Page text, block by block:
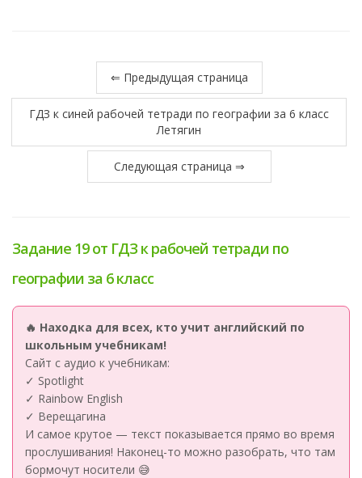
⇐ Предыдущая страница
ГДЗ к синей рабочей тетради по географии за 6 класс
Летягин
Следующая страница ⇒
Задание 19 от ГДЗ к рабочей тетради по
географии за 6 класс
🔥 Находка для всех, кто учит английский по
школьным учебникам!
Сайт с аудио к учебникам:
✓ Spotlight
✓ Rainbow English
✓ Верещагина
И самое крутое — текст показывается прямо во время
прослушивания! Наконец-то можно разобрать, что там
бормочут носители 😅